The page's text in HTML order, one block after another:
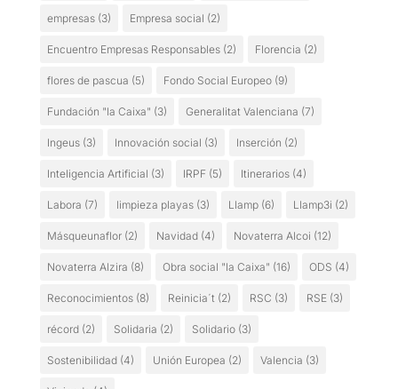
empresas(3) Empresa social (2)
Encuentro Empresas Responsables(2) Florencia (2)
flores de pascua (5) Fondo Social Europeo(9)
Fundación "la Caixa" (3) Generalitat Valenciana (7)
Ingeus(3) Innovación social (3) Inserción (2)
Inteligencia Artificial (3) IRPF(5) Itinerarios(4)
Labora (7) limpieza playas(3) Llamp(6) Llamp3i (2)
Másqueunaflor(2) Navidad(4) Novaterra Alcoi (12)
Novaterra Alzira (8) Obra social "la Caixa" (16) ODS (4)
Reconocimientos(8) Reinicia´t (2) RSC (3) RSE(3)
récord(2) Solidaria (2) Solidario(3)
Sostenibilidad(4) Unión Europea (2) Valencia (3)